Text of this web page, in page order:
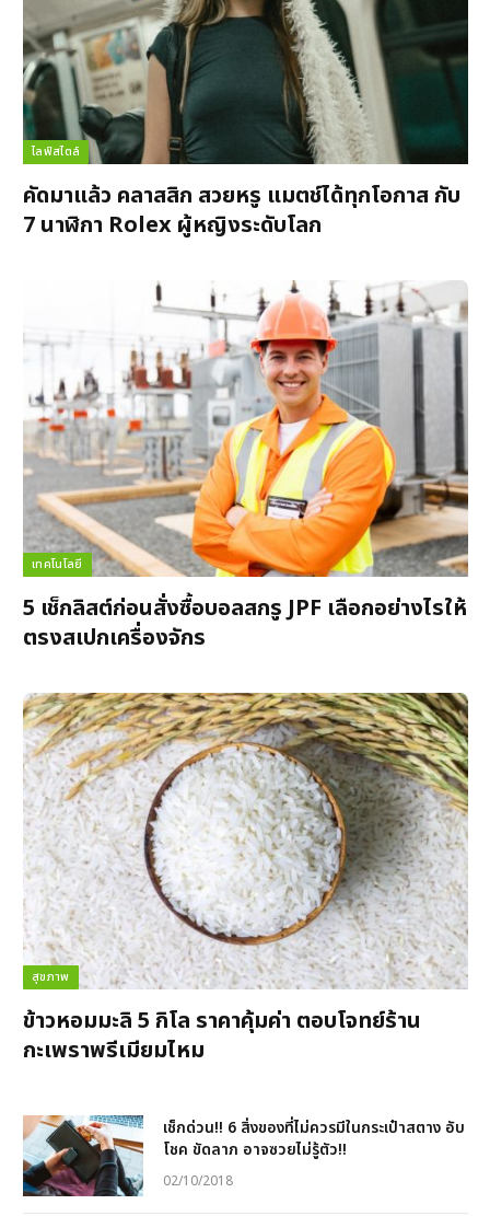
ไลฟ์สไตล์
คัดมาแล้ว คลาสสิก สวยหรู แมตช์ได้ทุกโอกาส กับ
7 นาฬิกา Rolex ผู้หญิงระดับโลก
เทคโนโลยี
5 เช็กลิสต์ก่อนสั่งซื้อบอลสกรู JPF เลือกอย่างไรให้
ตรงสเปกเครื่องจักร
สุขภาพ
ข้าวหอมมะลิ 5 กิโล ราคาคุ้มค่า ตอบโจทย์ร้าน
กะเพราพรีเมียมไหม
เช็กด่วน!! 6 สิ่งของที่ไม่ควรมีในกระเป๋าสตาง อับ
โชค ขัดลาภ อาจซวยไม่รู้ตัว!!
02/10/2018